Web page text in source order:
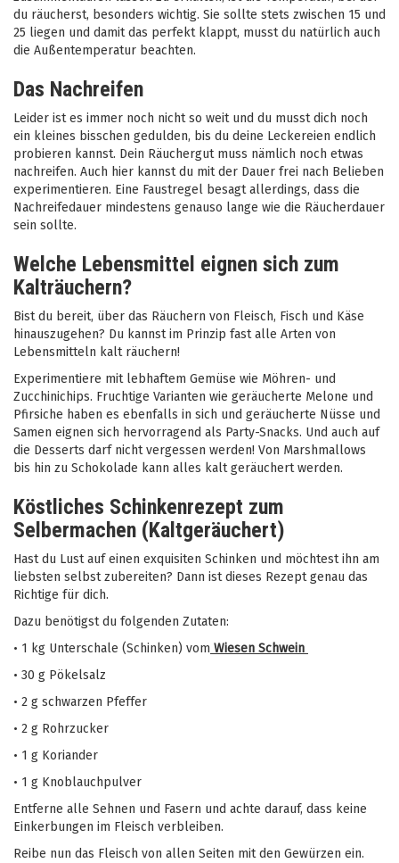
du räucherst, besonders wichtig. Sie sollte stets zwischen 15 und
25 liegen und damit das perfekt klappt, musst du natürlich auch
die Außentemperatur beachten.
Das Nachreifen
Leider ist es immer noch nicht so weit und du musst dich noch
ein kleines bisschen gedulden, bis du deine Leckereien endlich
probieren kannst. Dein Räuchergut muss nämlich noch etwas
nachreifen. Auch hier kannst du mit der Dauer frei nach Belieben
experimentieren. Eine Faustregel besagt allerdings, dass die
Nachreifedauer mindestens genauso lange wie die Räucherdauer
sein sollte.
Welche Lebensmittel eignen sich zum
Kalträuchern?
Bist du bereit, über das Räuchern von Fleisch, Fisch und Käse
hinauszugehen? Du kannst im Prinzip fast alle Arten von
Lebensmitteln kalt räuchern!
Experimentiere mit lebhaftem Gemüse wie Möhren- und
Zucchinichips. Fruchtige Varianten wie geräucherte Melone und
Pfirsiche haben es ebenfalls in sich und geräucherte Nüsse und
Samen eignen sich hervorragend als Party-Snacks. Und auch auf
die Desserts darf nicht vergessen werden! Von Marshmallows
bis hin zu Schokolade kann alles kalt geräuchert werden.
Köstliches Schinkenrezept zum
Selbermachen (Kaltgeräuchert)
Hast du Lust auf einen exquisiten Schinken und möchtest ihn am
liebsten selbst zubereiten? Dann ist dieses Rezept genau das
Richtige für dich.
Dazu benötigst du folgenden Zutaten:
• 1 kg Unterschale (Schinken) vom Wiesen Schwein
• 30 g Pökelsalz
• 2 g schwarzen Pfeffer
• 2 g Rohrzucker
• 1 g Koriander
• 1 g Knoblauchpulver
Entferne alle Sehnen und Fasern und achte darauf, dass keine
Einkerbungen im Fleisch verbleiben.
Reibe nun das Fleisch von allen Seiten mit den Gewürzen ein.